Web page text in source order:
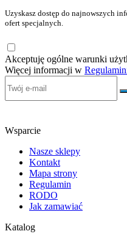
Uzyskasz dostęp do najnowszych
ofert specjalnych.
Akceptuję ogólne warunki
Więcej informacji w
Wsparcie
Nasze sklepy
Kontakt
Mapa strony
Regulamin
RODO
Jak zamawiać
Katalog